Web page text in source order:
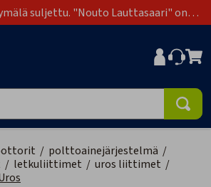
suljettu. "Nouto Lauttasaari" on
toimitustapavaihtoehdoista.
/ polttoainejärjestelmä /
/ letkuliittimet / uros liittimet /